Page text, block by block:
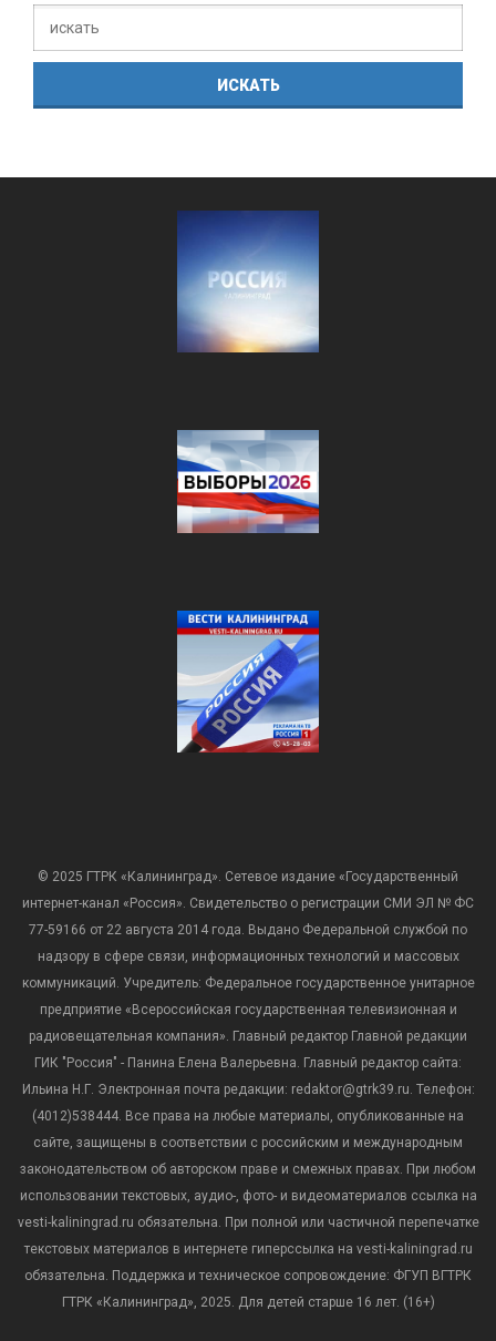
© 2025 ГТРК «Калининград». Сетевое издание «Государственный
интернет-канал «Россия». Свидетельство о регистрации СМИ ЭЛ № ФС
77-59166 от 22 августа 2014 года. Выдано Федеральной службой по
надзору в сфере связи, информационных технологий и массовых
коммуникаций. Учредитель: Федеральное государственное унитарное
предприятие «Всероссийская государственная телевизионная и
радиовещательная компания». Главный редактор Главной редакции
ГИК "Россия" - Панина Елена Валерьевна. Главный редактор сайта:
Ильина Н.Г. Электронная почта редакции: redaktor@gtrk39.ru. Телефон:
(4012)538444. Все права на любые материалы, опубликованные на
сайте, защищены в соответствии с российским и международным
законодательством об авторском праве и смежных правах. При любом
использовании текстовых, аудио-, фото- и видеоматериалов ссылка на
vesti-kaliningrad.ru обязательна. При полной или частичной перепечатке
текстовых материалов в интернете гиперссылка на vesti-kaliningrad.ru
обязательна. Поддержка и техническое сопровождение: ФГУП ВГТРК
ГТРК «Калининград», 2025. Для детей старше 16 лет. (16+)